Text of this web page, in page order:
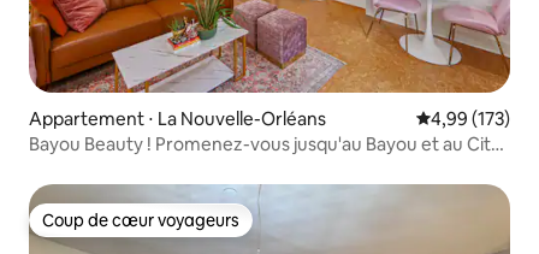
Appartement ⋅ La Nouvelle-Orléans Évaluation
4,99 (173)
Bayou Beauty ! Promenez-vous jusqu'au Bayou et au City
Coup de cœur voyageurs
Coup de cœur voyageurs